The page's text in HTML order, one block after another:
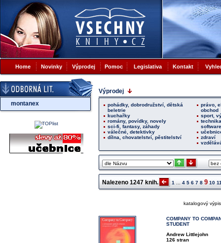
Home Novinky Výprodej Pomoc Legislativa Kontakt
montanex
Výprodej
pohádky, dobrodružství, dětská
beletrie
kuchařky
romány, povídky, novely
sci-fi, fantasy, záhady
válečné, detektivky
dílna, chovatelství, pěstitelství
právo,
obchod
sport,
software
zdraví
Nalezeno 1247 knih. 1 4 5 6 7 8 9 10
katalogový výpis
COMPANY TO
STUDENT
Andrew Littlejohn
126 stran